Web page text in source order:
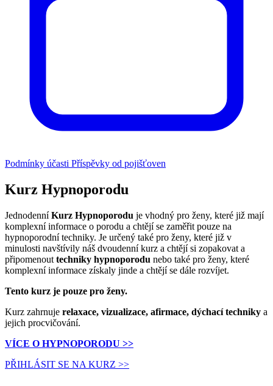
Podmínky účasti Příspěvky od pojišťoven
Kurz Hypnoporodu
JednodenníKurz Hypnoporodu je vhodný pro ženy, které již mají
komplexní informace o porodu a chtějí se zaměřit pouze na
hypnoporodní techniky. Je určený také pro ženy, které již v
minulosti navštívily náš dvoudenní kurz a chtějí si zopakovat a
připomenout techniky hypnoporodu nebo také pro ženy, které
komplexní informace získaly jinde a chtějí se dále rozvíjet.
Tento kurz je pouze pro ženy.
Kurz zahrnuje relaxace, vizualizace, afirmace, dýchací techniky a
jejich procvičování.
VÍCE O HYPNOPORODU >>
PŘIHLÁSIT SE NA KURZ >>